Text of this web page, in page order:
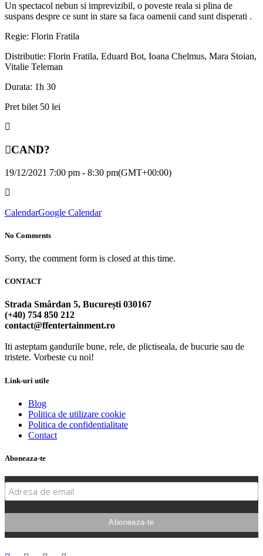
Un spectacol nebun si imprevizibil, o poveste reala si plina de
suspans despre ce sunt in stare sa faca oamenii cand sunt disperati .
Regie: Florin Fratila
Distributie: Florin Fratila, Eduard Bot, Ioana Chelmus, Mara Stoian,
Vitalie Teleman
Durata: 1h 30
Pret bilet 50 lei
CAND?
19/12/2021 7:00 pm - 8:30 pm(GMT+00:00)
CalendarGoogle Calendar
No Comments
Sorry, the comment form is closed at this time.
CONTACT
Strada Smârdan 5, București 030167
(+40) 754 850 212
contact@ffentertainment.ro
Iti asteptam gandurile bune, rele, de plictiseala, de bucurie sau de
tristete. Vorbeste cu noi!
Link-uri utile
Blog
Politica de utilizare cookie
Politica de confidentialitate
Contact
Aboneaza-te